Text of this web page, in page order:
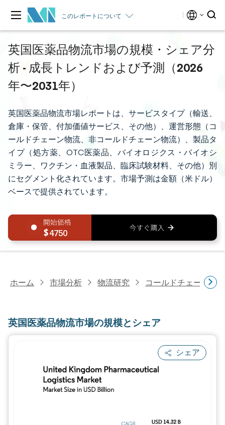
このレポートについて
英国医薬品物流市場の規模・シェア分
析 - 成長トレンドおよび予測（2026
年〜2031年）
英国医薬品物流市場レポートは、サービスタイプ（輸送、
倉庫・保管、付加価値サービス、その他）、運営形態（コ
ールドチェーン物流、非コールドチェーン物流）、製品タ
イプ（処方薬、OTC医薬品、バイオロジクス・バイオシ
ミラー、ワクチン・血液製品、臨床試験材料、その他）別
にセグメント化されています。市場予測は金額（米ドル）
ベースで提供されています。
4750
ホーム 市場分析 物流研究 コールドチェーン物
英国医薬品物流市場の規模とシェア
シェア